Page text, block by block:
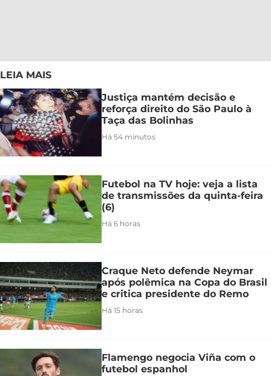
LEIA MAIS
Justiça mantém decisão e
reforça direito do São Paulo à
Taça das Bolinhas
Há 54 minutos
Futebol na TV hoje: veja a lista
de transmissões da quinta-feira
(6)
Há 6 horas
Craque Neto defende Neymar
após polêmica na Copa do Brasil
e critica presidente do Remo
Há 15 horas
Flamengo negocia Viña com o
futebol espanhol